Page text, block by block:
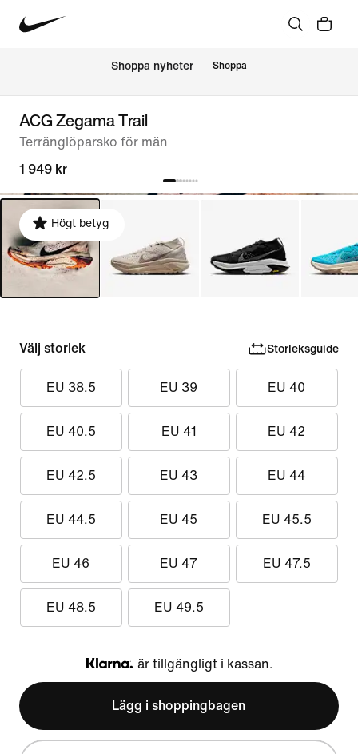
Shoppa nyheter Shoppa
ACG Zegama Trail
Terränglöparsko för män
1 949 kr
Högt betyg
Välj storlek Storleksguide
EU 38.5 EU 39 EU 40
EU 40.5 EU 41 EU 42
EU 42.5 EU 43 EU 44
EU 44.5 EU 45 EU 45.5
EU 46 EU 47 EU 47.5
EU 48.5 EU 49.5
Klarna
är tillgängligt i kassan.
Lägg i shoppingbagen